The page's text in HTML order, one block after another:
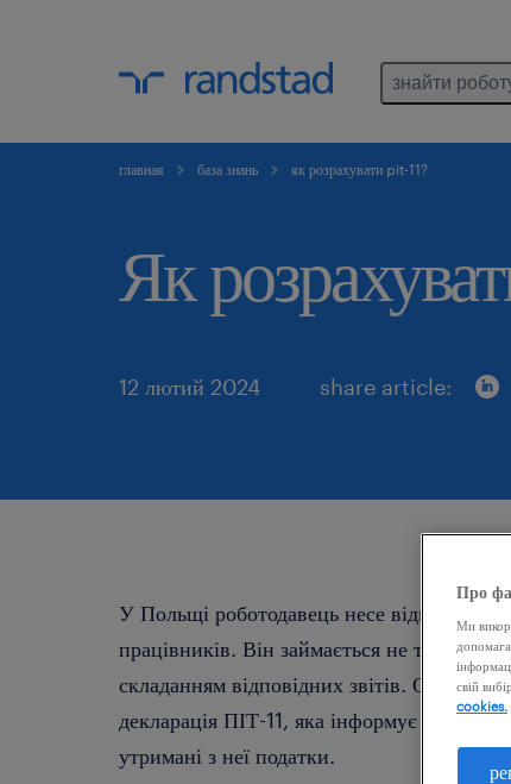
знайти
главная база знань як розрахувати pit-11?
Як
12 лютий 2024 share article:
У Польщі роботодавець несе
працівників. Він займається не тільки
складанням відповідних звітів.
декларація ПІТ-11, яка інформує
утримані з неї податки.
Про
Ми
свій
cookies.